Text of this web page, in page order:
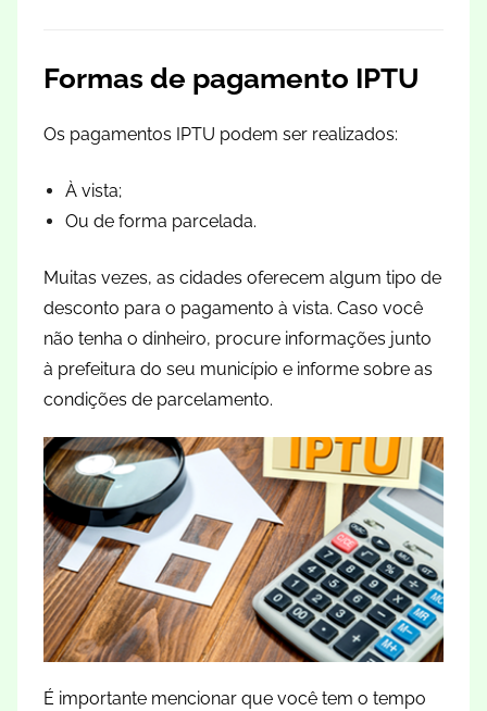
Formas de pagamento IPTU
Os pagamentos IPTU podem ser realizados:
À vista;
Ou de forma parcelada.
Muitas vezes, as cidades oferecem algum tipo de
desconto para o pagamento à vista. Caso você
não tenha o dinheiro, procure informações junto
à prefeitura do seu município e informe sobre as
condições de parcelamento.
É importante mencionar que você tem o tempo